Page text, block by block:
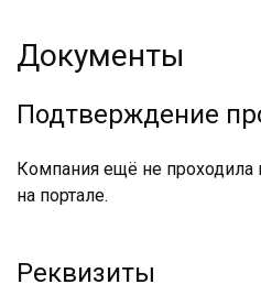
Документы
Подтверждение
Компания ещё не проходила
на портале.
Реквизиты